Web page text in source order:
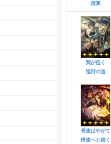
演算
我が征く
巡狩の道
長途はやがて
帰途へと続く